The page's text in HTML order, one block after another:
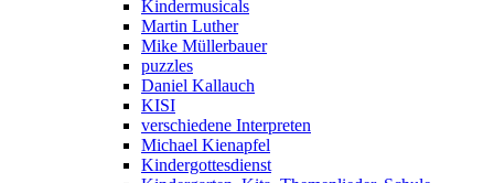
Kindermusicals
Martin Luther
Mike Müllerbauer
puzzles
Daniel Kallauch
KISI
verschiedene Interpreten
Michael Kienapfel
Kindergottesdienst